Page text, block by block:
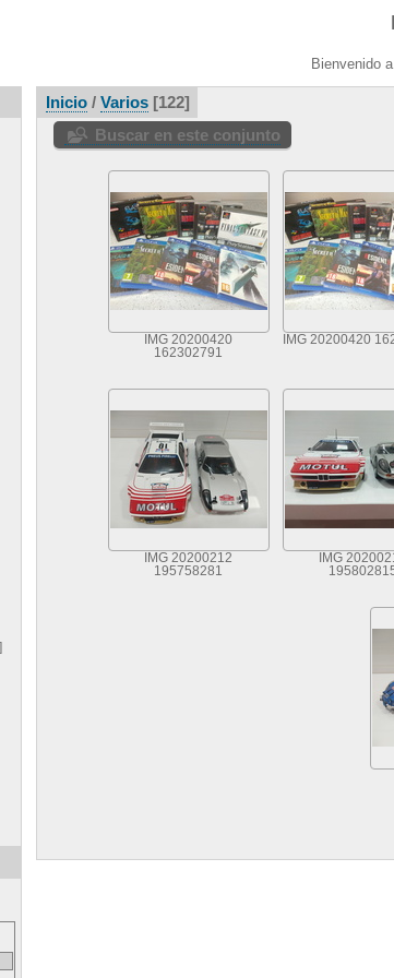
Bienvenido
Inicio/ Varios 122
Buscar en este conjunto
IMG 20200420
162302791
IMG 20200420
IMG 20200212
195758281
IMG